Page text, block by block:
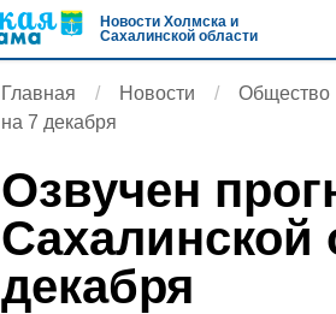
Новости Холмска и
Сахалинской области
Главная Новости Общество
на 7 декабря
Озвучен
Сахалинской
декабря